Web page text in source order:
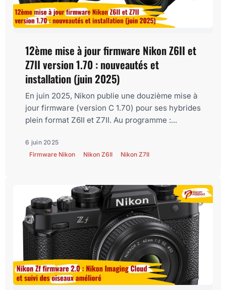
12ème mise à jour firmware Nikon Z6II et
Z7II version 1.70 : nouveautés et
installation (juin 2025)
En juin 2025, Nikon publie une douzième mise à
jour firmware (version C 1.70) pour ses hybrides
plein format Z6II et Z7II. Au programme :...
6 juin 2025
Firmware Nikon
Nikon Z6II Nikon Z7II